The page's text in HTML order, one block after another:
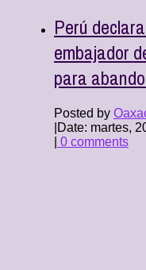
Perú
embajador
para
Posted by
Date: martes,
0 comments